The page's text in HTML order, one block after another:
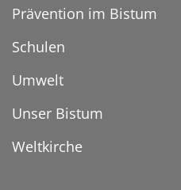
Prävention im Bistum
Schulen
Umwelt
Unser Bistum
Weltkirche